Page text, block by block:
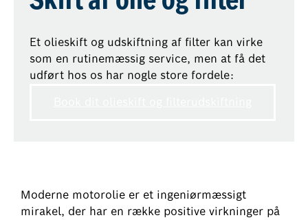
Et olieskift og udskiftning af filter kan virke
som en rutinemæssig service, men at få det
udført hos os har nogle store fordele:
Moderne motorolie er et ingeniørmæssigt
mirakel, der har en række positive virkninger på